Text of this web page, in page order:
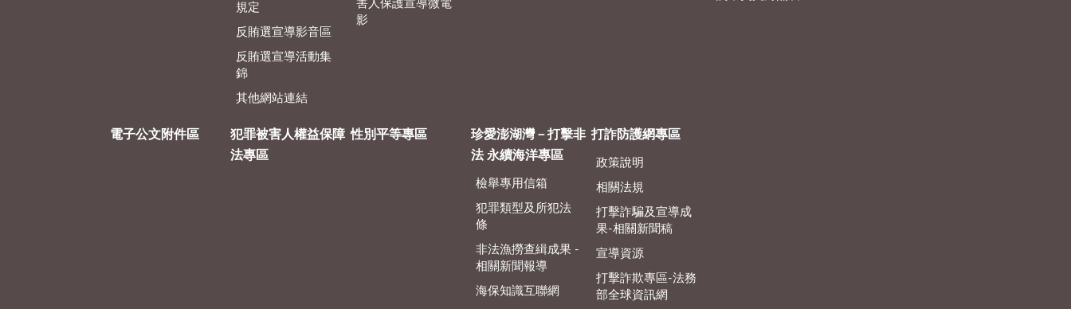
規定
反賄選宣導影音區
反賄選宣導活動集
錦
其他網站連結
害人保護宣導微電
影
電子公文附件區
犯罪被害人權益保障
法專區
性別平等專區
珍愛澎湖灣－打擊非
法 永續海洋專區
檢舉專用信箱
犯罪類型及所犯法
條
非法漁撈查緝成果 -
相關新聞報導
海保知識互聯網
打詐防護網專區
政策說明
相關法規
打擊詐騙及宣導成
果-相關新聞稿
宣導資源
打擊詐欺專區-法務
部全球資訊網